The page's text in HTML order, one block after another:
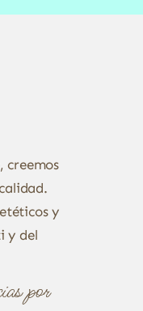
creemos
y
y del
por